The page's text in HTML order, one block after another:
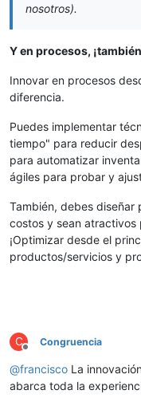
nosotros).
Y en procesos,
Innovar en procesos
diferencia.
Puedes implementar
tiempo" para reducir
para automatizar
ágiles para probar y
También, debes diseñar
costos y sean atractivos
¡Optimizar desde el
productos/servicios y
C
Desconectado
Congruencia
@francisco La
abarca toda la